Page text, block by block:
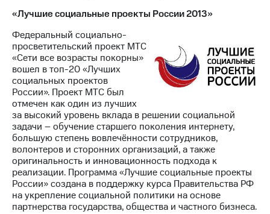
«Лучшие социальные проекты России 2013»
Федеральный социально-
просветительский проект МТС
«Сети все возрасты покорны»
вошел в топ-20 «Лучших
социальных проектов
России». Проект МТС был
отмечен как один из лучших
за высокий уровень вклада в решении социальной
задачи – обучение старшего поколения интернету,
большую степень вовлечённости сотрудников,
волонтеров и сторонних организаций, а также
оригинальность и инновационность подхода к
реализации. Программа «Лучшие социальные проекты
России» создана в поддержку курса Правительства РФ
на укрепление социальной политики на основе
партнерства государства, общества и частного бизнеса.